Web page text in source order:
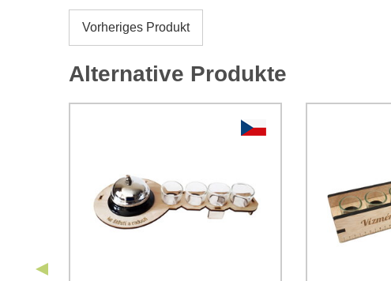
Vorheriges Produkt
Alternative Produkte